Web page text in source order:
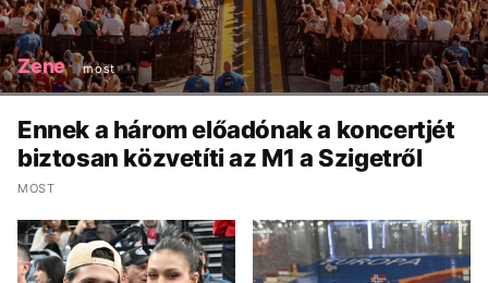
Zene most
Ennek a három előadónak a koncertjét
biztosan közvetíti az M1 a Szigetről
MOST